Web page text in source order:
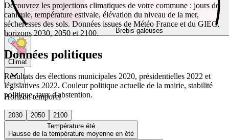
Brebis galeuses
Climat
Horizon temporel
2030 2050
2100
Température été
Hausse de la température moyenne en été
Découvrez les projections climatiques de votre commune : jours de
canicule, température estivale, élévation du niveau de la mer,
sécheresses des sols. Données issues de Météo France et du GIEC,
horizons 2030, 2050 et 2100.
Données politiques
Résultats des élections municipales 2020, présidentielles 2022 et
législatives 2022. Couleur politique actuelle de la mairie, stabilité
politique, taux d'abstention.